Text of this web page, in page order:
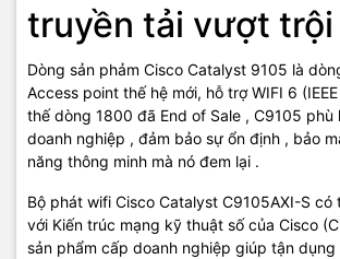
truyền tải vượt trội
Dòng sản phảm Cisco Catalyst 9105 là
Access point thế hệ mới, hỗ trợ WIFI 6
thế dòng 1800 đã End of Sale , C9105 phù
doanh nghiệp , đảm bảo sự ổn định , bảo
năng thông minh mà nó đem lại .
Bộ phát wifi Cisco Catalyst C9105AXI-S
với Kiến trúc mạng kỹ thuật số của Cisco
sản phẩm cấp doanh nghiệp giúp tận
không ngưng tụ bên trong
TIC.VN– Nhà phân phối và cung cấp giải
tại Việt Nam. Chúng tôi chuyên cung cấp đa
Laptop,Máy tính PC, Máy chủ - Server,Thiết
giám sát, Tổng đài,Màn hình tương tác,Linh
máynhư tivi, tủ lạnh, máy giặt, máy hút ẩm...
công nghệ khác.TIC.VNcam kết mang đến
hãng, giá tốt, dịch vụ chuyên nghiệp
, đáp
doanh nghiệp cũng như gia đình và cá nhân.